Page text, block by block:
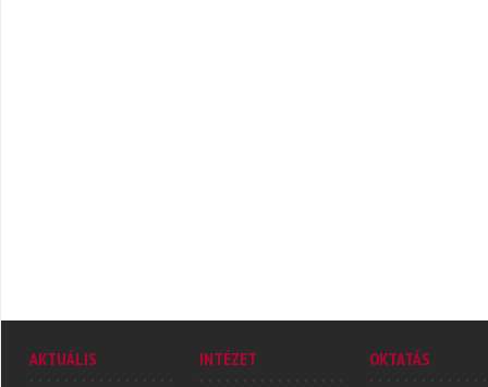
AKTUÁLIS
INTÉZET
OKTATÁS